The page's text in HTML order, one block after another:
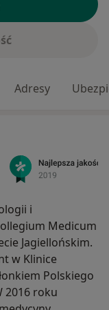
Adresy
i
Medicum
Jagiellońskim.
w Klinice
Polskiego
2016 roku